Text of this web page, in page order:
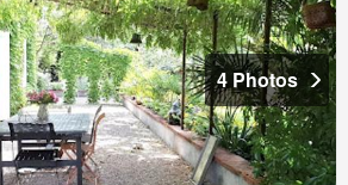
4 Photos